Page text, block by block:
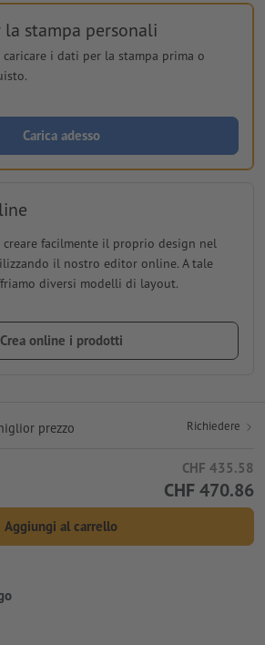
la stampa personali
caricare i dati per la stampa prima o
Carica adesso
creare facilmente il proprio design nel
il nostro editor online. A tale
diversi modelli di layout.
Crea online i prodotti
prezzo Richiedere
CHF 435.58
CHF 470.86
Aggiungi al carrello